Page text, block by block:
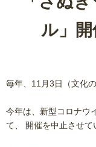
ル」
毎年、11月3日（文化
今年は、新型コロナウ
て、 開催を中止させて